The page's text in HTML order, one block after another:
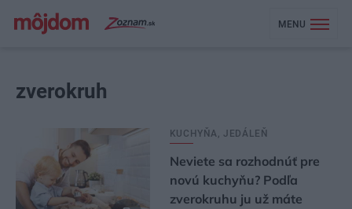
MENU
zverokruh
KUCHYŇA, JEDÁLEŇ
Neviete sa rozhodnúť pre
novú kuchyňu? Podľa
zverokruhu ju už máte